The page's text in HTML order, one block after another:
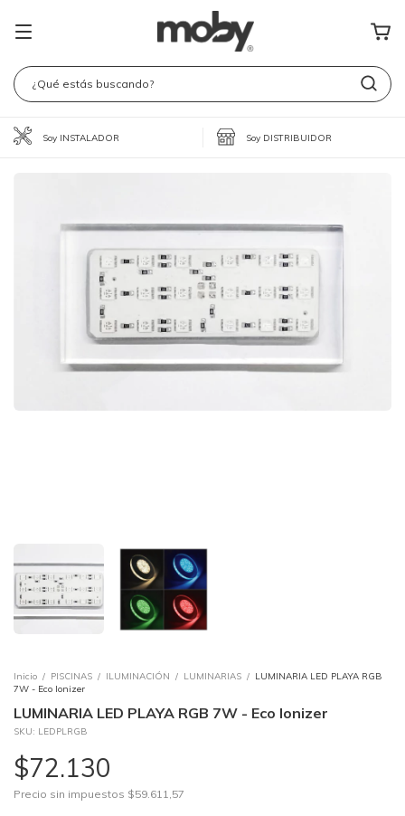
Soy INSTALADOR Soy DISTRIBUIDOR
Inicio / PISCINAS / ILUMINACIÓN / LUMINARIAS / LUMINARIA LED PLAYA RGB
7W - Eco Ionizer
LUMINARIA LED PLAYA RGB 7W - Eco Ionizer
SKU: LEDPLRGB
$72.130
Precio sin impuestos $59.611,57